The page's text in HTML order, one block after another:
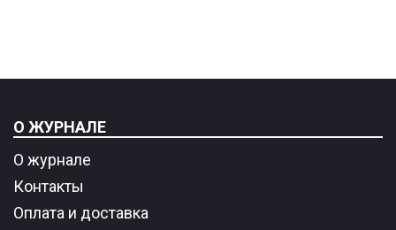
О ЖУРНАЛЕ
О журнале
Контакты
Оплата и доставка